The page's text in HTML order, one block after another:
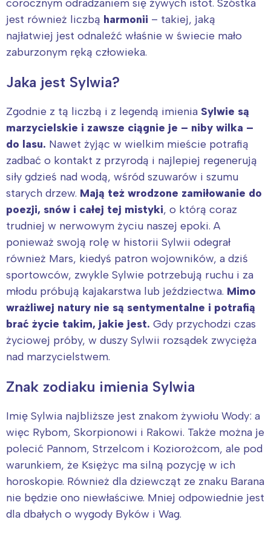
corocznym odradzaniem się żywych istot. Szóstka
jest również liczbą harmonii – takiej, jaką
najłatwiej jest odnaleźć właśnie w świecie mało
zaburzonym ręką człowieka.
Jaka jest Sylwia?
Zgodnie z tą liczbą i z legendą imienia Sylwie są
marzycielskie i zawsze ciągnie je – niby wilka –
do lasu. Nawet żyjąc w wielkim mieście potrafią
zadbać o kontakt z przyrodą i najlepiej regenerują
siły gdzieś nad wodą, wśród szuwarów i szumu
starych drzew. Mają też wrodzone zamiłowanie do
poezji, snów i całej tej mistyki, o którą coraz
trudniej w nerwowym życiu naszej epoki. A
ponieważ swoją rolę w historii Sylwii odegrał
również Mars, kiedyś patron wojowników, a dziś
sportowców, zwykle Sylwie potrzebują ruchu i za
młodu próbują kajakarstwa lub jeździectwa. Mimo
wrażliwej natury nie są sentymentalne i potrafią
brać życie takim, jakie jest. Gdy przychodzi czas
życiowej próby, w duszy Sylwii rozsądek zwycięża
nad marzycielstwem.
Znak zodiaku imienia Sylwia
Imię Sylwia najbliższe jest znakom żywiołu Wody: a
więc Rybom, Skorpionowi i Rakowi. Także można je
polecić Pannom, Strzelcom i Koziorożcom, ale pod
warunkiem, że Księżyc ma silną pozycję w ich
horoskopie. Również dla dziewcząt ze znaku Barana
nie będzie ono niewłaściwe. Mniej odpowiednie jest
dla dbałych o wygody Byków i Wag.